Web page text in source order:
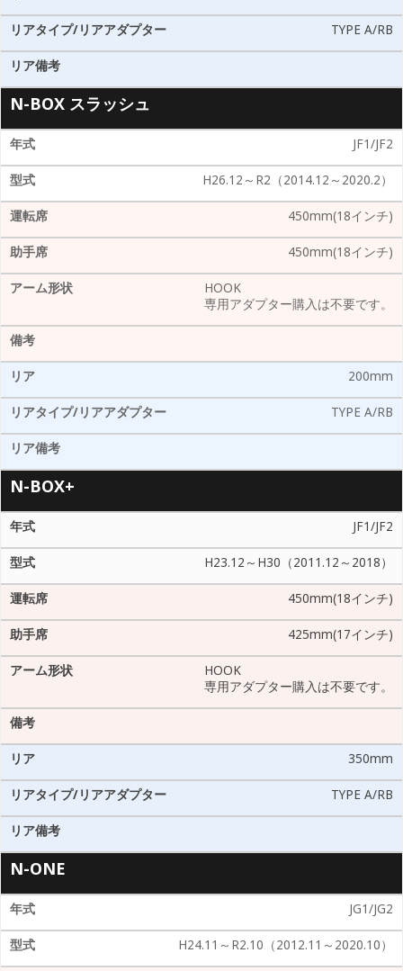
TYPE A/RB
N-BOX スラッシュ
JF1/JF2
H26.12～R2（2014.12～2020.2）
450mm(18インチ)
450mm(18インチ)
HOOK
専用アダプター購入は不要です。
200mm
TYPE A/RB
N-BOX+
JF1/JF2
H23.12～H30（2011.12～2018）
450mm(18インチ)
425mm(17インチ)
HOOK
専用アダプター購入は不要です。
350mm
TYPE A/RB
N-ONE
JG1/JG2
H24.11～R2.10（2012.11～2020.10）